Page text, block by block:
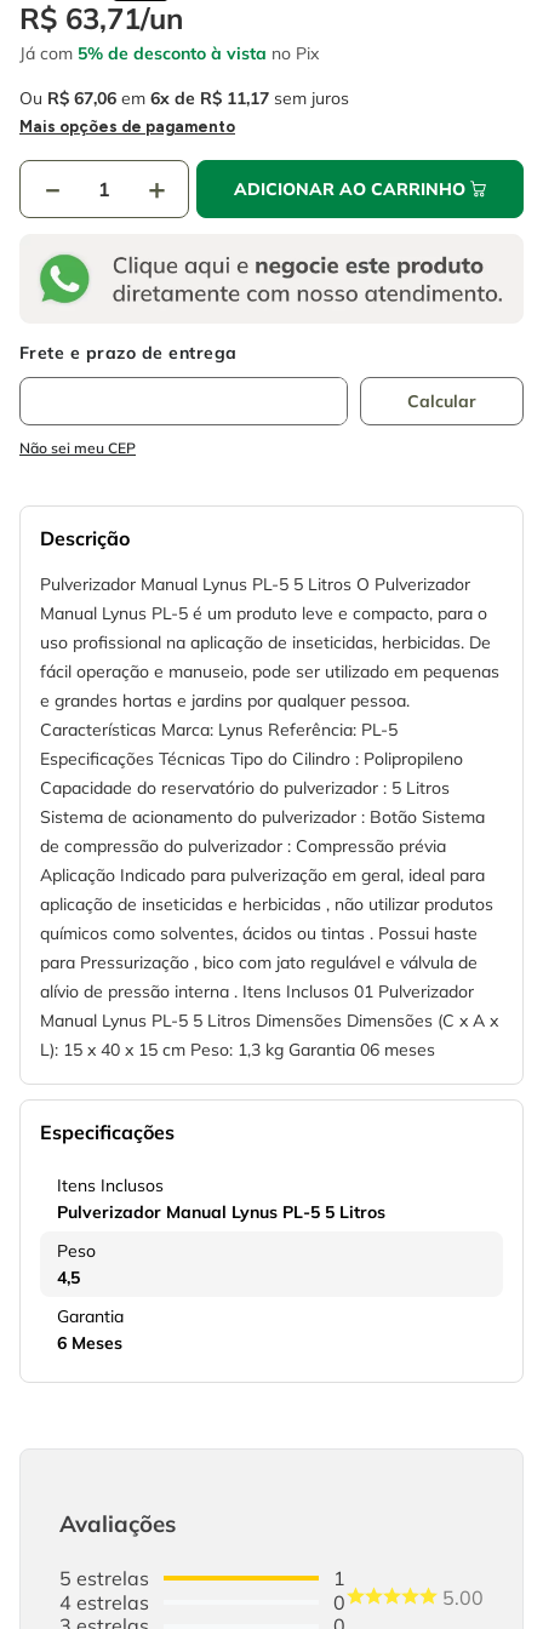
R$ 63,71/un
Já com 5% de desconto à vista no Pix
Ou R$ 67,06 em 6 R$ 11,17 sem juros
Mais opções de pagamento
＋
－ ADICIONAR AO CARRINHO
Não sei meu CEP
Descrição
Pulverizador Manual Lynus PL-5 5 Litros O Pulverizador
Manual Lynus PL-5 é um produto leve e compacto, para o
uso profissional na aplicação de inseticidas, herbicidas. De
fácil operação e manuseio, pode ser utilizado em pequenas
e grandes hortas e jardins por qualquer pessoa.
Características Marca: Lynus Referência: PL-5
Especificações Técnicas Tipo do Cilindro : Polipropileno
Capacidade do reservatório do pulverizador : 5 Litros
Sistema de acionamento do pulverizador : Botão Sistema
de compressão do pulverizador : Compressão prévia
Aplicação Indicado para pulverização em geral, ideal para
aplicação de inseticidas e herbicidas , não utilizar produtos
químicos como solventes, ácidos ou tintas . Possui haste
para Pressurização , bico com jato regulável e válvula de
alívio de pressão interna . Itens Inclusos 01 Pulverizador
Manual Lynus PL-5 5 Litros Dimensões Dimensões (C x A x
L): 15 x 40 x 15 cm Peso: 1,3 kg Garantia 06 meses
Especificações
Itens Inclusos
Pulverizador Manual Lynus PL-5 5 Litros
Peso
4,5
Garantia
6 Meses
Avaliações
5estrelas
4estrelas
1
0
5.00
6 º fio
7º serra copo
8º chave impacto
disco corte
º escada
º serra circular
º fio
chave impacto
disco corte